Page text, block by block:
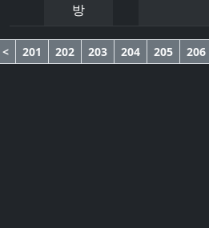
방
< 201 202 203 204 205 206